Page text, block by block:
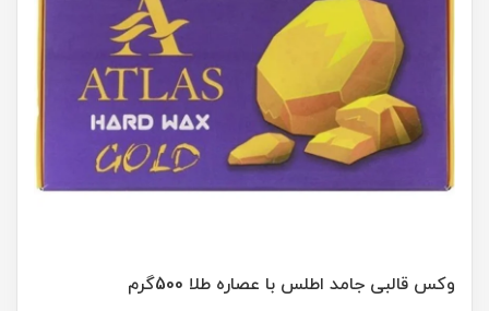
وکس قالبی جامد اطلس با عصاره طلا 500گرم